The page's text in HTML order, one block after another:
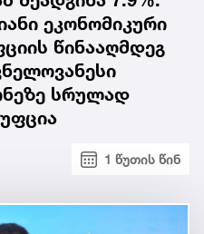
ეკონომიკური
წინააღმდეგ
სრულად
1 წუთის წინ